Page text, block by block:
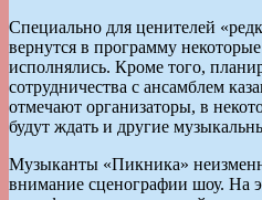
Специально для ценителей
вернутся в программу
исполнялись. Кроме того,
сотрудничества с ансамблем
отмечают организаторы, в
будут ждать и другие
Музыканты «Пикника»
внимание сценографии шоу. На